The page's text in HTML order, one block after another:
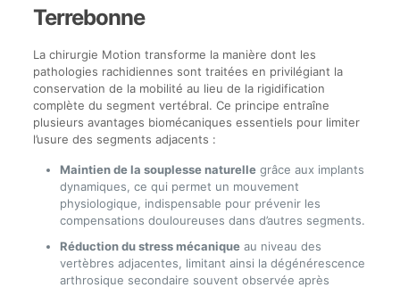
Terrebonne
La chirurgie Motion transforme la manière dont les
pathologies rachidiennes sont traitées en privilégiant la
conservation de la mobilité au lieu de la rigidification
complète du segment vertébral. Ce principe entraîne
plusieurs avantages biomécaniques essentiels pour limiter
l’usure des segments adjacents :
Maintien de la souplesse naturellegrâce aux implants
dynamiques, ce qui permet un mouvement
physiologique, indispensable pour prévenir les
compensations douloureuses dans d’autres segments.
Réduction du stress mécaniqueau niveau des
vertèbres adjacentes, limitant ainsi la dégénérescence
arthrosique secondaire souvent observée après